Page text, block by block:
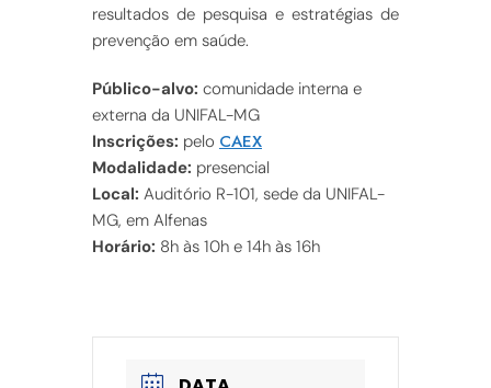
resultados de pesquisa e estratégias de
prevenção em saúde.
Público-alvo: comunidade interna e
externa da UNIFAL-MG
Inscrições: pelo CAEX
Modalidade: presencial
Local: Auditório R-101, sede da UNIFAL-
MG, em Alfenas
Horário: 8h às 10h e 14h às 16h